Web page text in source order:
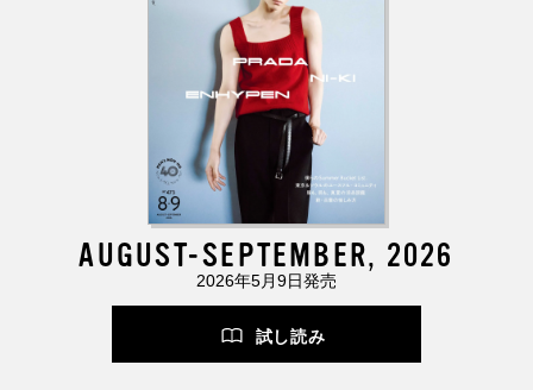
AUGUST-SEPTEMBER, 2026
2026年5月9日発売
試し読み